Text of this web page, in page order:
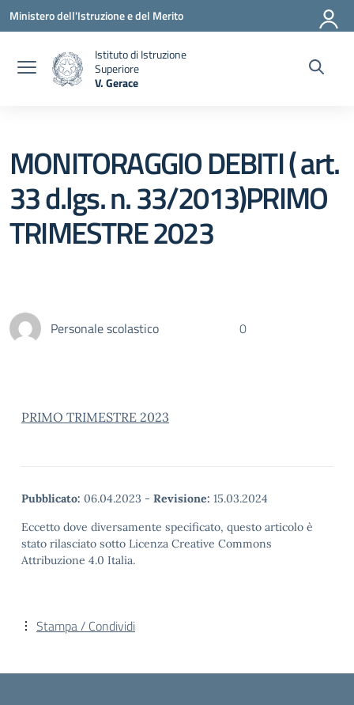
Vai ai contenuti
Vai al menu di navigazione
Vai al footer
Ministero dell'Istruzione e del Merito
Istituto di Istruzione
Superiore
V. Gerace
MONITORAGGIO DEBITI ( art.
33 d.lgs. n. 33/2013)PRIMO
TRIMESTRE 2023
Personale scolastico 0
PRIMO TRIMESTRE 2023
Pubblicato: 06.04.2023 - Revisione: 15.03.2024
Eccetto dove diversamente specificato, questo articolo è
stato rilasciato sotto Licenza Creative Commons
Attribuzione 4.0 Italia.
Stampa / Condividi